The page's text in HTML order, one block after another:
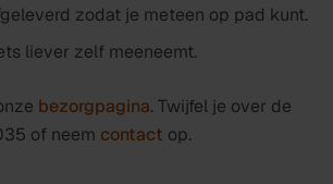
zodat je meteen op pad kunt.
liever zelf meeneemt.
bezorgpagina. Twijfel je over de
of neem contact op.